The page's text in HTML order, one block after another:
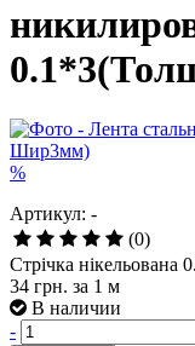
%
Артикул: -
(0)
Стрічка нікельована
34 грн. за 1 м
В наличии
-